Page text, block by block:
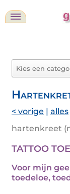
< vorige | alles
hartenkreet
TATTOO
Voor mijn
toedeloe,